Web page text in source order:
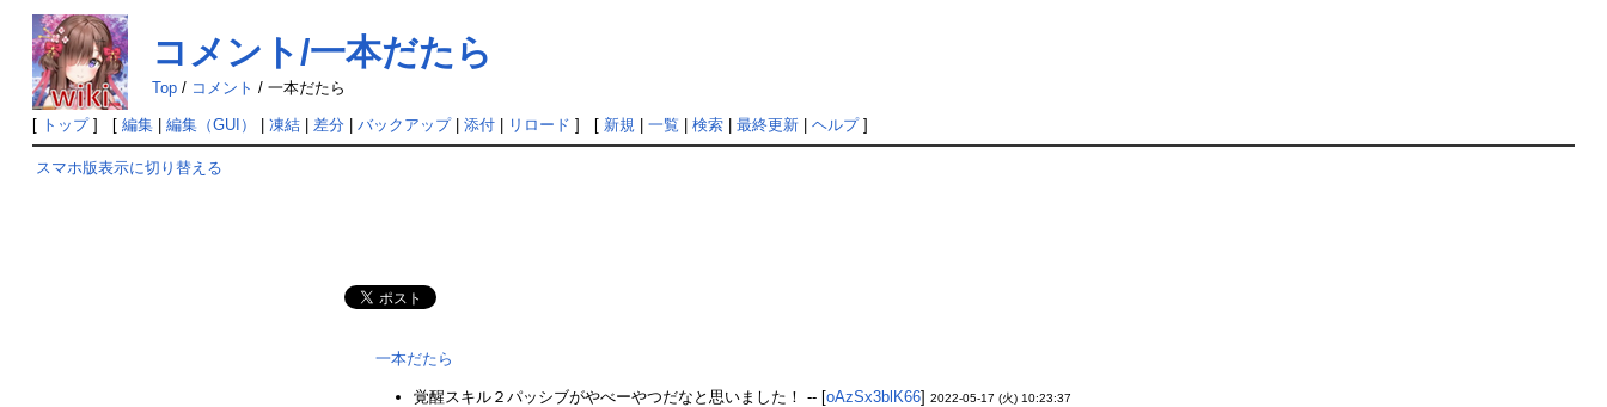
コメント/一本だたら
Top/ コメント / 一本だたら
[ トップ] [ 編集| 編集（GUI） 凍結| 差分| バックアップ| 添付| リロード ] [ 新規| 一覧 検索| 最終更新| ヘルプ]
スマホ版表示に切り替える
一本だたら
覚醒スキル２パッシブがやべーやつだなと思いました！ -- [oAzSx3blK66] 2022-05-17 (火) 10:23:37